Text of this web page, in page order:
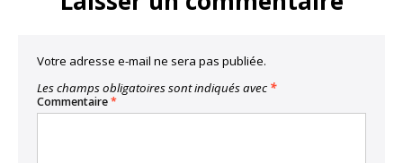
Votre adresse e-mail ne sera pas publiée.
Les champs obligatoires sont indiqués avec *
Commentaire*